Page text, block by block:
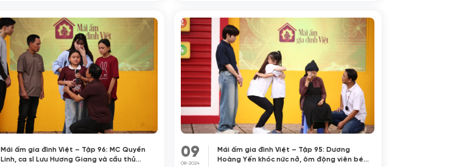
Mái ấm gia đình Việt – Tập 96: MC Quyền
Linh, ca sĩ Lưu Hương Giang và cầu thủ
09
08-2024
Mái ấm gia đình Việt – Tập 95: Dương
Hoàng Yến khóc nức nở, ôm động viên bé